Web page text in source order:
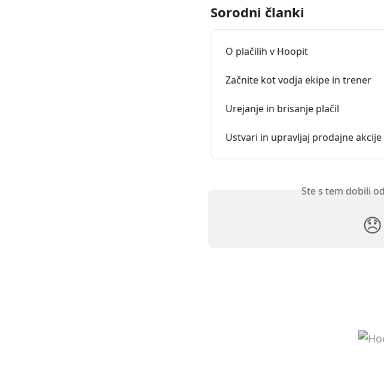
Sorodni članki
O plačilih v Hoopit
Začnite kot vodja ekipe in trener
Urejanje in brisanje plačil
Ustvari in upravljaj prodajne akcije
Ste s tem dobili
😞